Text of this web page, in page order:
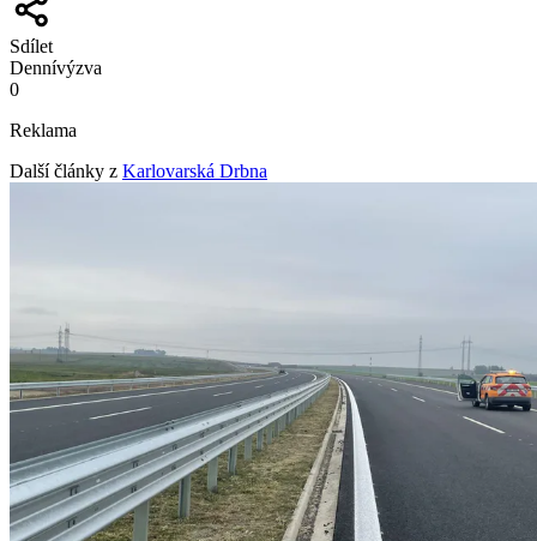
Sdílet
Dennívýzva
0
Reklama
Další články z Karlovarská Drbna